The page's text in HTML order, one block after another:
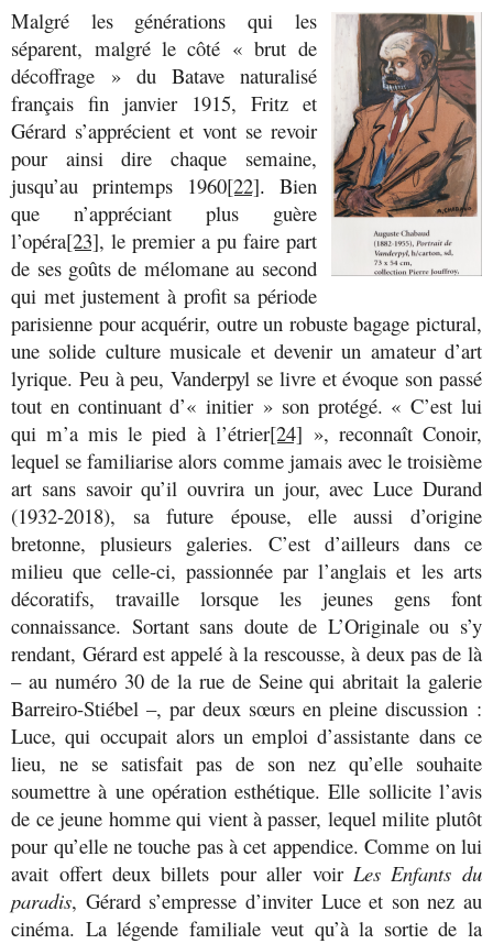
Malgré les générations qui les
séparent, malgré le côté « brut de
décoffrage » du Batave naturalisé
français fin janvier 1915, Fritz et
Gérard s’apprécient et vont se revoir
pour ainsi dire chaque semaine,
jusqu’au printemps 1960[22]. Bien
que n’appréciant plus guère
l’opéra[23], le premier a pu faire part
de ses goûts de mélomane au second
qui met justement à profit sa période
parisienne pour acquérir, outre un robuste bagage pictural,
une solide culture musicale et devenir un amateur d’art
lyrique. Peu à peu, Vanderpyl se livre et évoque son passé
tout en continuant d’« initier » son protégé. « C’est lui
qui m’a mis le pied à l’étrier[24] », reconnaît Conoir,
lequel se familiarise alors comme jamais avec le troisième
art sans savoir qu’il ouvrira un jour, avec Luce Durand
(1932-2018), sa future épouse, elle aussi d’origine
bretonne, plusieurs galeries. C’est d’ailleurs dans ce
milieu que celle-ci, passionnée par l’anglais et les arts
décoratifs, travaille lorsque les jeunes gens font
connaissance. Sortant sans doute de L’Originale ou s’y
rendant, Gérard est appelé à la rescousse, à deux pas de là
– au numéro 30 de la rue de Seine qui abritait la galerie
Barreiro-Stiébel –, par deux sœurs en pleine discussion :
Luce, qui occupait alors un emploi d’assistante dans ce
lieu, ne se satisfait pas de son nez qu’elle souhaite
soumettre à une opération esthétique. Elle sollicite l’avis
de ce jeune homme qui vient à passer, lequel milite plutôt
pour qu’elle ne touche pas à cet appendice. Comme on lui
avait offert deux billets pour aller voirLes Enfants du
paradis, Gérard s’empresse d’inviter Luce et son nez au
cinéma. La légende familiale veut qu’à la sortie de la